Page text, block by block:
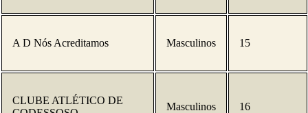
A D Nós Acreditamos Masculinos 15
CLUBE ATLÉTICO DE
Masculinos 16